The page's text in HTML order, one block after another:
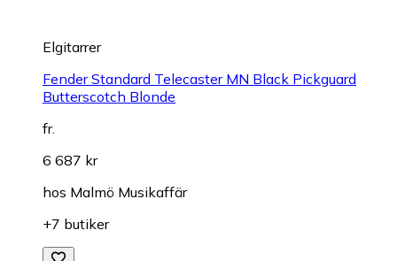
Elgitarrer
Fender Standard Telecaster MN Black Pickguard
Butterscotch Blonde
fr.
6 687 kr
hos Malmö Musikaffär
+7 butiker